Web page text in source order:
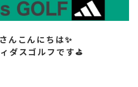
んこんにちは✨
ダスゴルフです⛳